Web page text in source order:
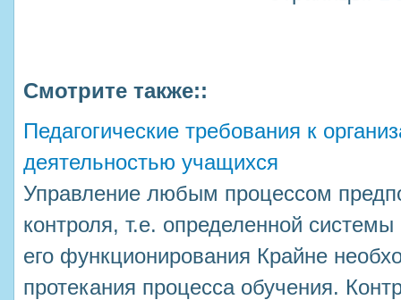
Смотрите также::
Педагогические требования к
деятельностью учащихся
Управление любым процессом
контроля, т.е. определенной
его функционирования Крайне
протекания процесса обучения.